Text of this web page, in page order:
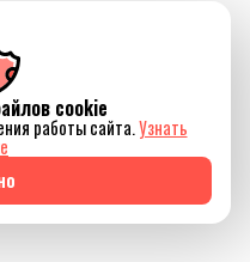
cookie
работы сайта.Узнать